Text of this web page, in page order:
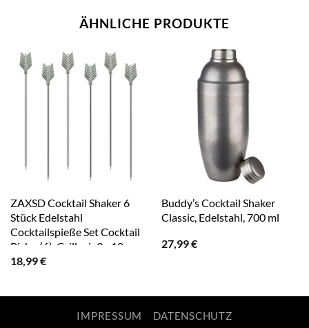
ÄHNLICHE PRODUKTE
ZAXSD Cocktail Shaker 6
Stück Edelstahl
Cocktailspieße Set Cocktail
Picks, (6), Grillspieße,10cm
18,99€
Buddy’s Cocktail Shaker
Classic, Edelstahl, 700 ml
27,99€
IMPRESSUM DATENSCHUTZ